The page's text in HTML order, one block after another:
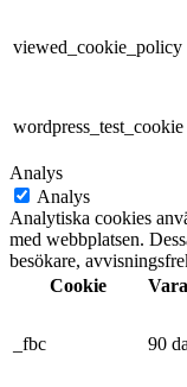
viewed_cookie_policy
wordpress_test_cookie
Analys
Analys
Analytiska cookies
med webbplatsen.
besökare,
Cookie
_fbc 90